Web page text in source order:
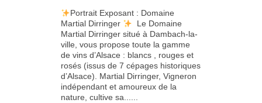
Portrait Exposant : Domaine
Martial Dirringer
Le Domaine
Martial Dirringer situé à Dambach-la-
ville, vous propose toute la gamme
de vins d’Alsace : blancs , rouges et
rosés (issus de 7 cépages historiques
d’Alsace). Martial Dirringer, Vigneron
indépendant et amoureux de la
nature, cultive sa......